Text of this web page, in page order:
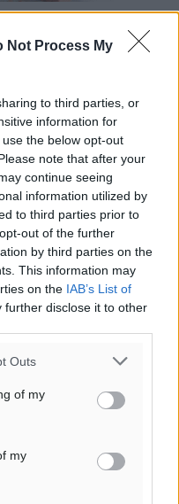
Not Process My
to third parties, or
information for
the below opt-out
note that after your
continue seeing
information utilized by
to third parties prior to
out of the further
by third parties on the
This information may
on the IAB’s List of
further disclose it to other
Outs
of my
my